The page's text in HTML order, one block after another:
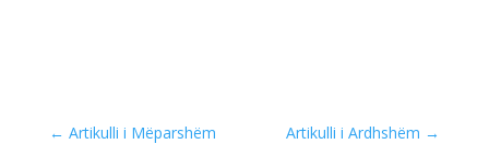
← Artikulli i Mëparshëm Artikulli i Ardhshëm →